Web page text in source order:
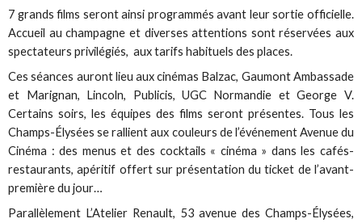
7 grands films seront ainsi programmés avant leur sortie officielle.
Accueil au champagne et diverses attentions sont réservées aux
spectateurs privilégiés, aux tarifs habituels des places.
Ces séances auront lieu aux cinémas Balzac, Gaumont Ambassade
et Marignan, Lincoln, Publicis, UGC Normandie et George V.
Certains soirs, les équipes des films seront présentes. Tous les
Champs-Élysées se rallient aux couleurs de l’événement Avenue du
Cinéma : des menus et des cocktails « cinéma » dans les cafés-
restaurants, apéritif offert sur présentation du ticket de l’avant-
première du jour…
Parallèlement L’Atelier Renault, 53 avenue des Champs-Élysées,